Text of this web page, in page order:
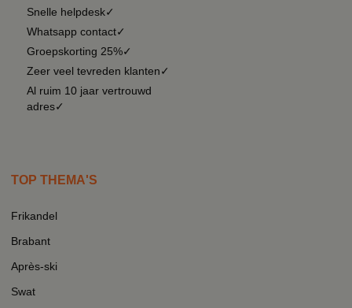
Snelle helpdesk✓
Whatsapp contact✓
Groepskorting 25%✓
Zeer veel tevreden klanten✓
Al ruim 10 jaar vertrouwd
adres✓
TOP THEMA'S
Frikandel
Brabant
Après-ski
Swat